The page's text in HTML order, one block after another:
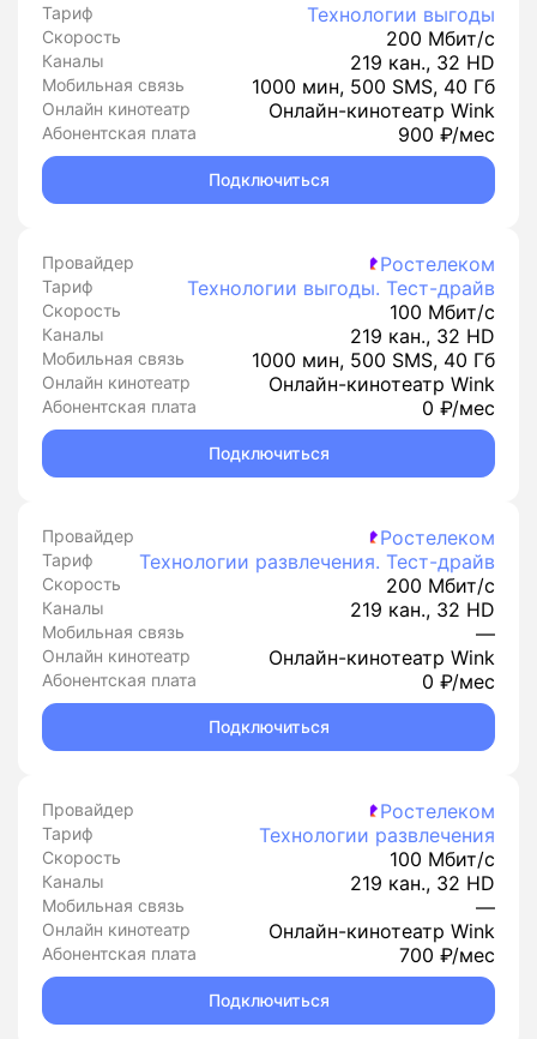
Тариф Технологии выгоды
Скорость 200 Мбит/с
Каналы 219 кан., 32 HD
Мобильная связь 1000 мин, 500 SMS, 40 Гб
Онлайн кинотеатр Онлайн-кинотеатр Wink
Абонентская плата 900 ₽/мес
Подключиться
Провайдер Ростелеком
Тариф Технологии выгоды. Тест-драйв
Скорость 100 Мбит/с
Каналы 219 кан., 32 HD
Мобильная связь 1000 мин, 500 SMS, 40 Гб
Онлайн кинотеатр Онлайн-кинотеатр Wink
Абонентская плата 0 ₽/мес
Подключиться
Провайдер Ростелеком
Тариф Технологии развлечения. Тест-драйв
Скорость 200 Мбит/с
Каналы 219 кан., 32 HD
Мобильная связь —
Онлайн кинотеатр Онлайн-кинотеатр Wink
Абонентская плата 0 ₽/мес
Подключиться
Провайдер Ростелеком
Тариф Технологии развлечения
Скорость 100 Мбит/с
Каналы 219 кан., 32 HD
Мобильная связь —
Онлайн кинотеатр Онлайн-кинотеатр Wink
Абонентская плата 700 ₽/мес
Подключиться